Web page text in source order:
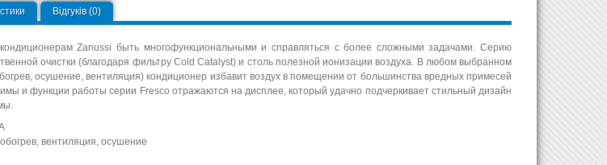
Відгуків (0)
Zanussi быть многофункциональными и справляться с более сложными задачами. Серию
очистки (благодаря фильтру Cold Catalyst) и столь полезной ионизации воздуха. В любом выбранном
осушение, вентиляция) кондиционер избавит воздух в помещении от большинства вредных примесей
и функции работы серии Fresco отражаются на дисплее, который удачно подчеркивает стильный дизайн
вентиляция, осушение